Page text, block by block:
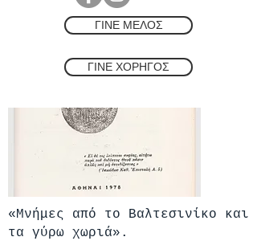
ΓΙΝΕ ΜΕΛΟΣ
ΓΙΝΕ ΧΟΡΗΓΟΣ
«Μνήμες από το Βαλτεσινίκο και
τα γύρω χωριά».